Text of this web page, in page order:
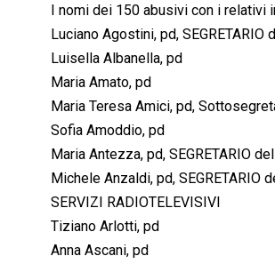
I nomi dei 150 abusivi con i relativi
Luciano Agostini, pd, SEGRETARIO
Luisella Albanella, pd
Maria Amato, pd
Maria Teresa Amici, pd,
Sofia Amoddio, pd
Maria Antezza, pd, SEGRETARIO
Michele Anzaldi, pd, SEGRETARIO
SERVIZI RADIOTELEVISIVI
Tiziano Arlotti, pd
Anna Ascani, pd